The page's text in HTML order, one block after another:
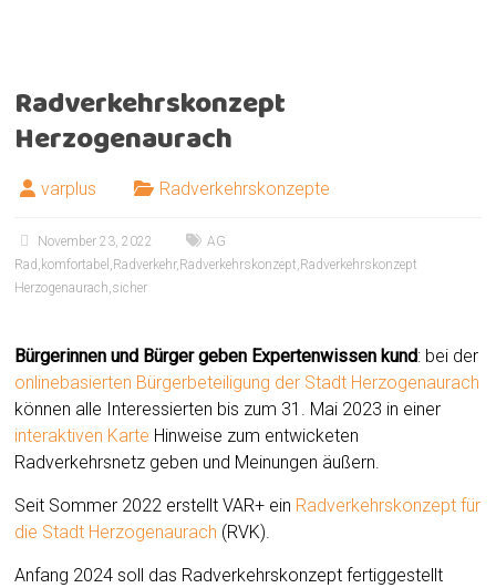
Radverkehrskonzept
Herzogenaurach
varplus Radverkehrskonzepte
November 23, 2022
AG
Rad , komfortabel , Radverkehr, Radverkehrskonzept, Radverkehrskonzept
Herzogenaurach,sicher
Bürgerinnen und Bürger geben Expertenwissen kund: bei der
onlinebasierten Bürgerbeteiligung der Stadt Herzogenaurach
können alle Interessierten bis zum 31. Mai 2023 in einer
interaktiven Karte Hinweise zum entwicketen
Radverkehrsnetz geben und Meinungen äußern.
Seit Sommer 2022 erstellt VAR+ ein Radverkehrskonzept für
die Stadt Herzogenaurach (RVK).
Anfang 2024 soll das Radverkehrskonzept fertiggestellt